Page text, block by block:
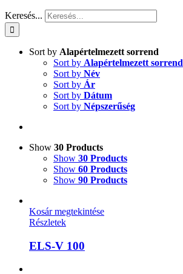
Keresés...
Sort by Alapértelmezett sorrend
Sort by Alapértelmezett sorrend
Sort by Név
Sort by Ár
Sort by Dátum
Sort by Népszerűség
Show 30 Products
Show 30 Products
Show 60 Products
Show 90 Products
Kosár megtekintése
Részletek
ELS-V 100